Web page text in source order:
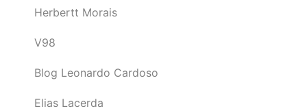
Herbertt Morais
V98
Blog Leonardo Cardoso
Elias Lacerda